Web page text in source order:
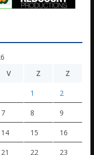
V Z Z
1 2
7 8 9
14 15 16
21 22 23